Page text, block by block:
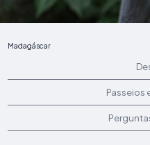
Madagáscar
Passeios